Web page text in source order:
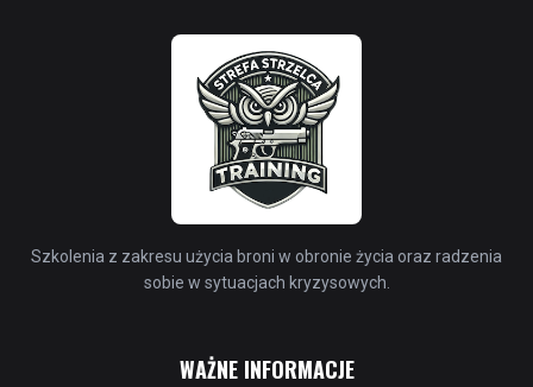
Szkolenia z zakresu użycia broni w obronie życia oraz radzenia
sobie w sytuacjach kryzysowych.
WAŻNE INFORMACJE